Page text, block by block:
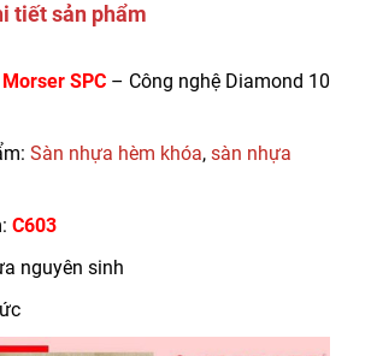
tiết sản phẩm
Morser SPC – Công nghệ Diamond 10
Sàn nhựa hèm khóa, sàn nhựa
C603
nguyên sinh